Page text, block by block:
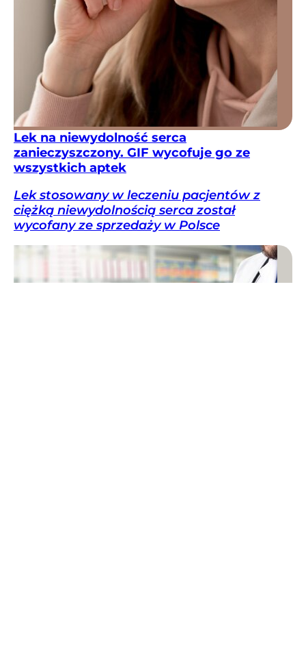
Lek na niewydolność serca
zanieczyszczony. GIF wycofuje go ze
wszystkich aptek
Lek stosowany w leczeniu pacjentów z
ciężką niewydolnością serca został
wycofany ze sprzedaży w Polsce